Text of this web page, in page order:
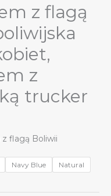
z flagą
z
trucker
z flagą Boliwii
Navy Blue Natural